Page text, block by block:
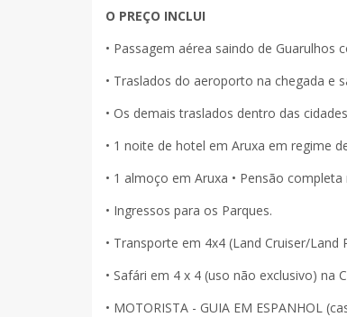
O PREÇO INCLUI
• Passagem aérea saindo de Guarulhos
• Traslados do aeroporto na chegada e
• Os demais traslados dentro das
• 1 noite de hotel em Aruxa em regime
• 1 almoço em Aruxa • Pensão
• Ingressos para os Parques.
• Transporte em 4x4 (Land Cruiser/
• Safári em 4 x 4 (uso não exclusivo) na
• MOTORISTA - GUIA EM ESPANHOL